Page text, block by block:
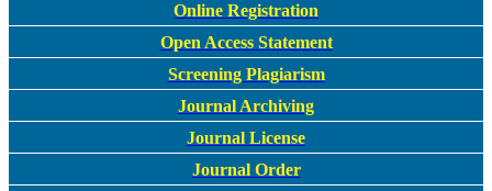
Online Registration
Open Access Statement
Screening Plagiarism
Journal Archiving
Journal License
Journal Order